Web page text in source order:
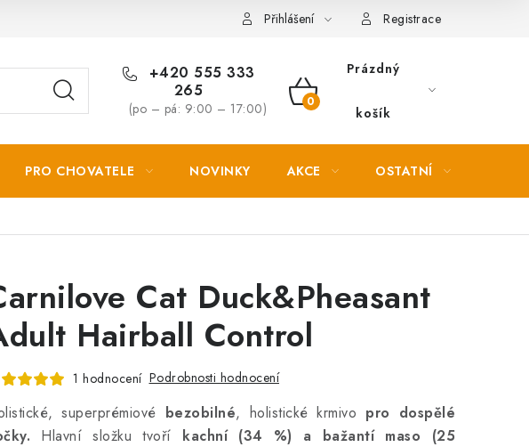
osobních údajů Přihlášení Registrace
+420 555 333
265
(po – pá: 9:00 – 17:00)
NÁKUPNÍ
Prázdný
košík
PRO CHOVATELE NOVINKY AKCE OSTATNÍ
Cat Duck&Pheasant
Hairball Control
1 hodnocení Podrobnosti hodnocení
superprémiové bezobilné, holistické krmivo pro dospělé
Hlavní složku tvoří kachní (34 %) a bažantí maso (25